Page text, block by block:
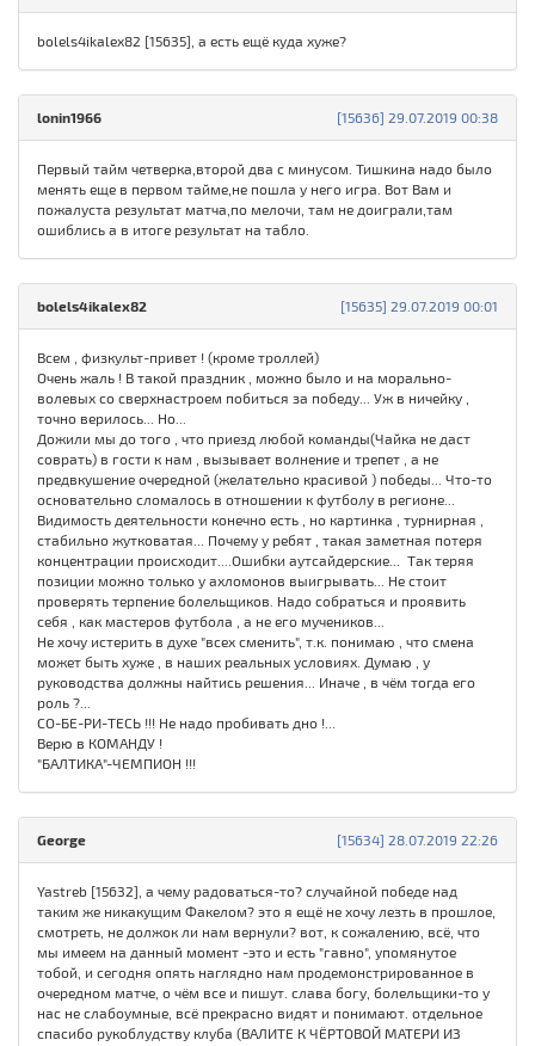
bolels4ikalex82 [15635], а есть ещё куда хуже?
[15636] 29.07.2019 00:38
lonin1966
Первый тайм четверка,второй два с минусом. Тишкина надо было
менять еще в первом тайме,не пошла у него игра. Вот Вам и
пожалуста результат матча,по мелочи, там не доиграли,там
ошиблись а в итоге результат на табло.
[15635] 29.07.2019 00:01
bolels4ikalex82
Всем , физкульт-привет ! (кроме троллей)
Очень жаль ! В такой праздник , можно было и на морально-
волевых со сверхнастроем побиться за победу... Уж в ничейку ,
точно верилось... Но...
Дожили мы до того , что приезд любой команды(Чайка не даст
соврать) в гости к нам , вызывает волнение и трепет , а не
предвкушение очередной (желательно красивой ) победы... Что-то
основательно сломалось в отношении к футболу в регионе...
Видимость деятельности конечно есть , но картинка , турнирная ,
стабильно жутковатая... Почему у ребят , такая заметная потеря
концентрации происходит....Ошибки аутсайдерские... Так теряя
позиции можно только у ахломонов выигрывать... Не стоит
проверять терпение болельщиков. Надо собраться и проявить
себя , как мастеров футбола , а не его мучеников...
Не хочу истерить в духе "всех сменить", т.к. понимаю , что смена
может быть хуже , в наших реальных условиях. Думаю , у
руководства должны найтись решения... Иначе , в чём тогда его
роль ?...
СО-БЕ-РИ-ТЕСЬ !!! Не надо пробивать дно !...
Верю в КОМАНДУ !
"БАЛТИКА"-ЧЕМПИОН !!!
[15634] 28.07.2019 22:26
George
Yastreb [15632], а чему радоваться-то? случайной победе над
таким же никакущим Факелом? это я ещё не хочу лезть в прошлое,
смотреть, не должок ли нам вернули? вот, к сожалению, всё, что
мы имеем на данный момент -это и есть "гавно", упомянутое
тобой, и сегодня опять наглядно нам продемонстрированное в
очередном матче, о чём все и пишут. слава богу, болельщики-то у
нас не слабоумные, всё прекрасно видят и понимают. отдельное
спасибо рукоблудству клуба (ВАЛИТЕ К ЧЁРТОВОЙ МАТЕРИ ИЗ